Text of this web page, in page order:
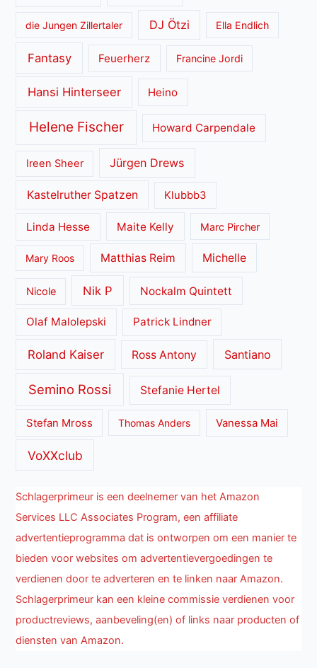
die Jungen Zillertaler DJ Ötzi Ella Endlich
Fantasy Feuerherz Francine Jordi
Hansi Hinterseer Heino
Helene Fischer Howard Carpendale
Ireen Sheer Jürgen Drews
Kastelruther Spatzen Klubbb3
Linda Hesse Maite Kelly Marc Pircher
Mary Roos Matthias Reim Michelle
Nicole Nik P Nockalm Quintett
Olaf Malolepski Patrick Lindner
Roland Kaiser Ross Antony Santiano
Semino Rossi Stefanie Hertel
Stefan Mross Thomas Anders Vanessa Mai
VoXXclub
Schlagerprimeur is een deelnemer van het Amazon
Services LLC Associates Program, een affiliate
advertentieprogramma dat is ontworpen om een manier te
bieden voor websites om advertentievergoedingen te
verdienen door te adverteren en te linken naar Amazon.
Schlagerprimeur kan een kleine commissie verdienen voor
productreviews, aanbeveling(en) of links naar producten of
diensten van Amazon.